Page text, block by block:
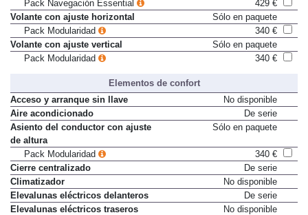
Pack Navegación Essential
429 €
Volante con ajuste horizontal
Sólo en paquete
Pack Modularidad
340 €
Volante con ajuste vertical
Sólo en paquete
Pack Modularidad
340 €
Elementos de confort
Acceso y arranque sin llave
No disponible
Aire acondicionado
De serie
Asiento del conductor con ajuste
de altura
Sólo en paquete
Pack Modularidad
340 €
Cierre centralizado
De serie
Climatizador
No disponible
Elevalunas eléctricos delanteros
De serie
Elevalunas eléctricos traseros
No disponible